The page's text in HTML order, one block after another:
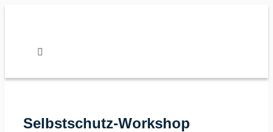
Toggle
Verband
Selbstschutz-Workshop